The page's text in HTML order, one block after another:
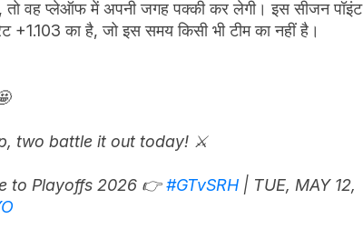
तो वह प्लेऑफ में अपनी जगह पक्की कर लेगी। इस सीजन पॉइंट
का है, जो इस समय किसी भी टीम का नहीं है।
two battle it out today! ⚔️
to Playoffs 2026 👉#GTvSRH | TUE, MAY 12,